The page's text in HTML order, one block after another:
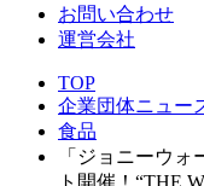
お問い合わせ
運営会社
TOP
企業団体ニュー
食品
「ジョニーウ
ト開催！“THE